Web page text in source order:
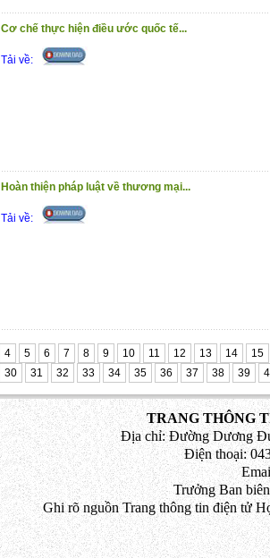
Cơ chế thực hiện điều ước quốc tế...
Tải về:
Hoàn thiện pháp luật về thương mại...
Tải về:
4 5 6 7 8 9 10 11 12 13 14
15
30 31 32 33 34 35 36 37 38 39
TRANG THÔNG
Địa chỉ: Đường Dương
Điện thoại:
Trưởng Ban
Ghi rõ nguồn Trang thông tin điện tử